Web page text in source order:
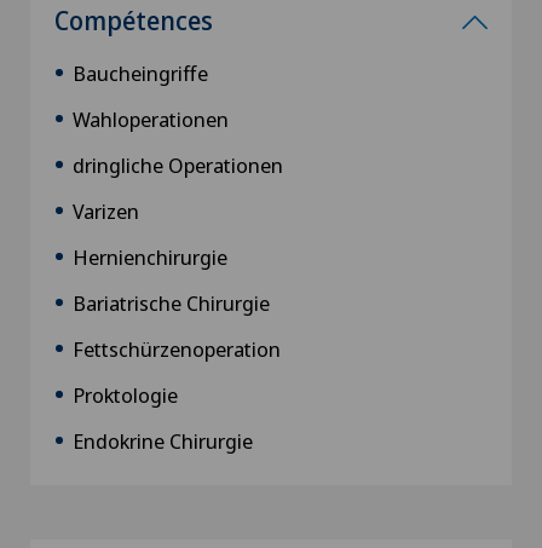
Compétences
Baucheingriffe
Wahloperationen
dringliche Operationen
Varizen
Hernienchirurgie
Bariatrische Chirurgie
Fettschürzenoperation
Proktologie
Endokrine Chirurgie